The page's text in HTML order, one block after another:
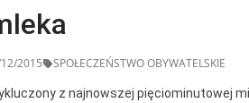
2015 SPOŁECZEŃSTWO OBYWATELSKIE
z najnowszej pięciominutowej